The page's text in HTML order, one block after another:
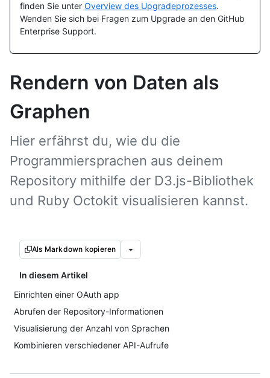
finden Sie unter Overview des Upgradeprozesses.
Wenden Sie sich bei Fragen zum Upgrade an den GitHub
Enterprise Support.
Rendern von Daten als
Graphen
Hier erfährst du, wie du die
Programmiersprachen aus deinem
Repository mithilfe der D3.js-Bibliothek
und Ruby Octokit visualisieren kannst.
Als Markdown kopieren
In diesem Artikel
Einrichten einer OAuth app
Abrufen der Repository-Informationen
Visualisierung der Anzahl von Sprachen
Kombinieren verschiedener API-Aufrufe